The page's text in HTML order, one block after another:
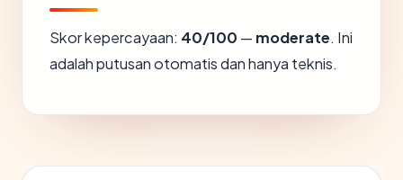
Skor kepercayaan: 40/100 — moderate. Ini
adalah putusan otomatis dan hanya teknis.